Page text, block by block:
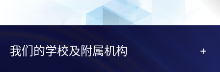
我们的学校及附属机构